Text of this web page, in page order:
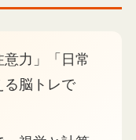
力」「日常
る脳トレで